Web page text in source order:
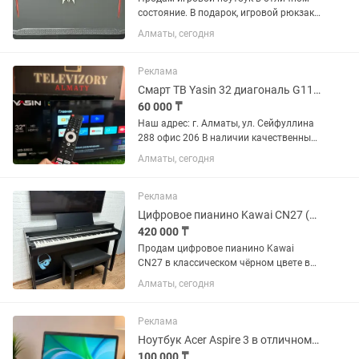
состояние. В подарок, игровой рюкзак,
игровая мышь. Основные
характеристики: Производитель: Acer
Процессор: intel Core...
Алматы, сегодня
Реклама
Смарт ТВ Yasin 32 диагональ G11 81 см Google TV голосовое управление
60 000 ₸
Наш адрес: г. Алматы, ул. Сейфуллина
288 офис 206 В наличии качественные
телевизоры от бренда Yasin 32” G11
LED-32 2023 Смарт ТВ, Google TV, Dolby
голосовым...
Алматы, сегодня
Реклама
Цифровое пианино Kawai CN27 (чёрное) банкетка
420 000 ₸
Продам цифровое пианино Kawai
CN27 в классическом чёрном цвете в
комплекте с банкеткой. Инструмент в
отличном состоянии, использовался
клавиши, педали, электроника и...
Алматы, сегодня
Реклама
Ноутбук Acer Aspire 3 в отличном состоянии компьютер ноут комп